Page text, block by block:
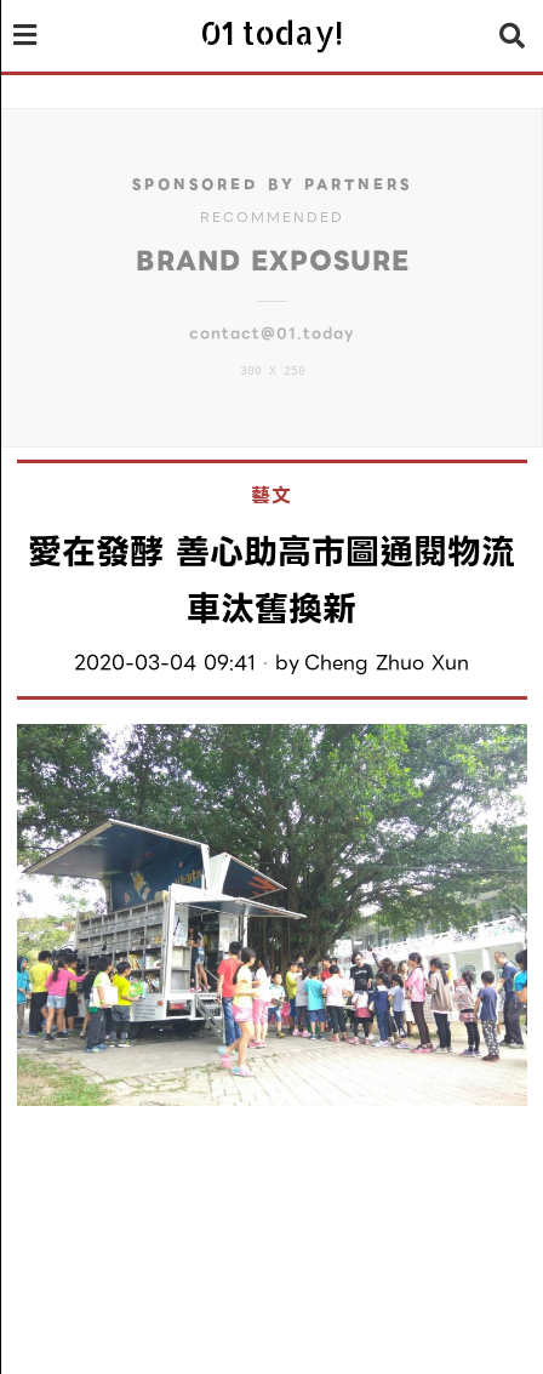
01 today!
SPONSORED BY PARTNERS
RECOMMENDED
BRAND EXPOSURE
contact@01.today
300 X 250
藝文
愛在發酵 善心助高市圖通閱物流
車汰舊換新
2020-03-04 09:41 by Cheng Zhuo Xun